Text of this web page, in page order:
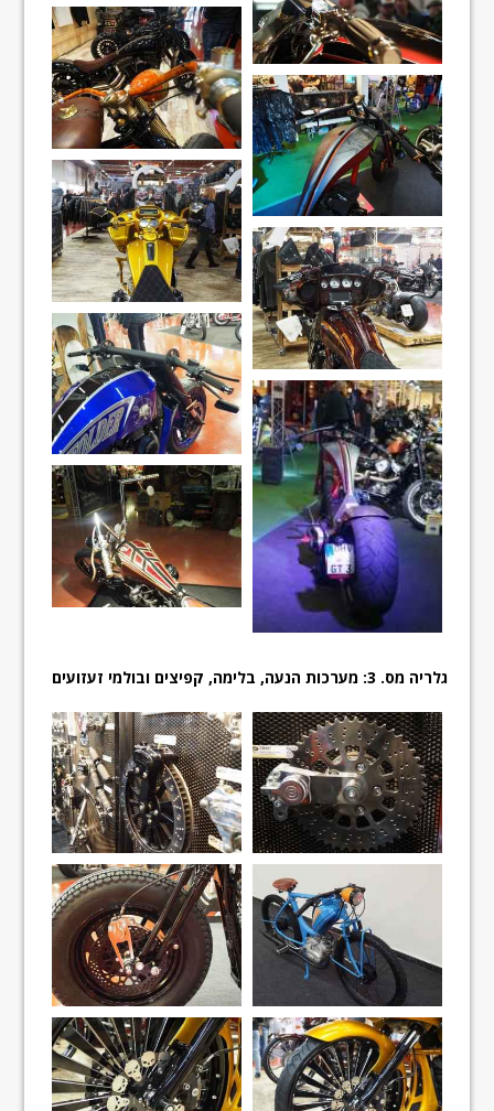
גלריה מס. 3: מערכות הנעה, בלימה, קפיצים ובולמי זעזועים